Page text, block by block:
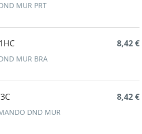
MUR PRT
MUR BRA
8,42 €
DND MUR
8,42 €